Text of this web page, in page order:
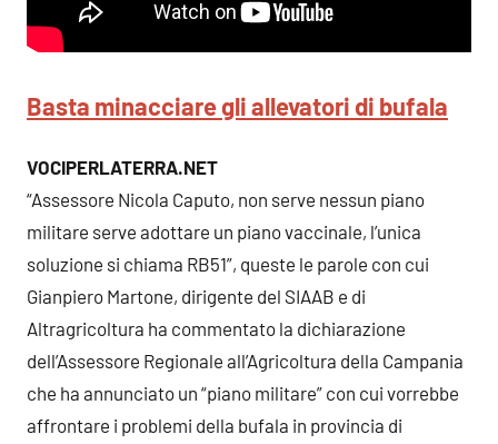
Basta minacciare gli allevatori di bufala
VOCIPERLATERRA.NET
“Assessore Nicola Caputo, non serve nessun piano
militare serve adottare un piano vaccinale, l’unica
soluzione si chiama RB51”, queste le parole con cui
Gianpiero Martone, dirigente del SIAAB e di
Altragricoltura ha commentato la dichiarazione
dell’Assessore Regionale all’Agricoltura della Campania
che ha annunciato un “piano militare” con cui vorrebbe
affrontare i problemi della bufala in provincia di